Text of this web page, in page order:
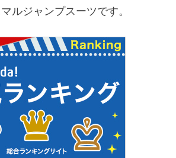
ルジャンプスーツです。